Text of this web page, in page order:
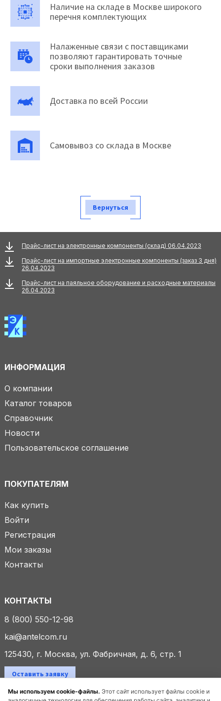
Мы используем cookie-файлы. Этот сайт использует файлы cookie и
Наличие на складе в Москве широкого
перечня комплектующих
Налаженные связи с поставщиками
позволяют гарантировать точные
сроки выполнения заказов
Доставка по всей России
Самовывоз со склада в Москве
Вернуться
Прайс-лист на электронные компоненты (склад) 06.04.2023
Прайс-лист на импортные электронные компоненты (заказ 3 дня)
26.04.2023
Прайс-лист на паяльное оборудование и расходные материалы
26.04.2023
ИНФОРМАЦИЯ
О компании
Каталог товаров
Справочник
Новости
Пользовательское соглашение
ПОКУПАТЕЛЯМ
Как купить
Войти
Регистрация
Мои заказы
Контакты
КОНТАКТЫ
8 (800) 550-12-98
kai@antelcom.ru
125430, г. Москва, ул. Фабричная, д. 6, стр. 1
Оставить заявку